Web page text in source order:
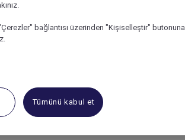
bağlantısı üzerinden "Kişiselleştir" butonuna
Tümünü kabul et